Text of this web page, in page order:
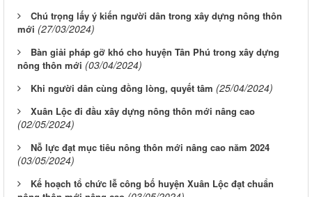
Chú trọng lấy ý kiến người dân trong xây dựng nông thôn
mới (27/03/2024)
Bàn giải pháp gỡ khó cho huyện Tân Phú trong xây dựng
nông thôn mới (03/04/2024)
Khi người dân cùng đồng lòng, quyết tâm (25/04/2024)
Xuân Lộc đi đầu xây dựng nông thôn mới nâng cao
(02/05/2024)
Nỗ lực đạt mục tiêu nông thôn mới nâng cao năm 2024
(03/05/2024)
Kế hoạch tổ chức lễ công bố huyện Xuân Lộc đạt chuẩn